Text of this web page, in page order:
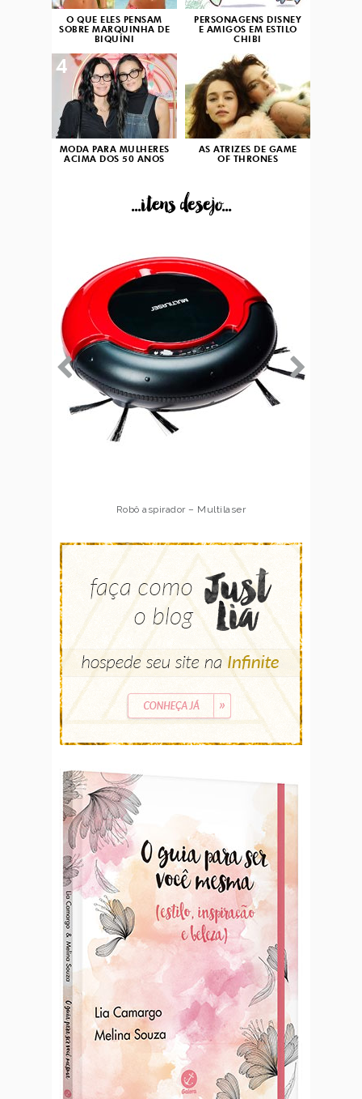
O QUE ELES PENSAM
SOBRE MARQUINHA DE
BIQUÍNI
PERSONAGENS DISNEY
E AMIGOS EM ESTILO
CHIBI
MODA PARA MULHERES
ACIMA DOS 50 ANOS
4
AS ATRIZES DE GAME
OF THRONES
...itens desejo...
Robô aspirador – Multilaser